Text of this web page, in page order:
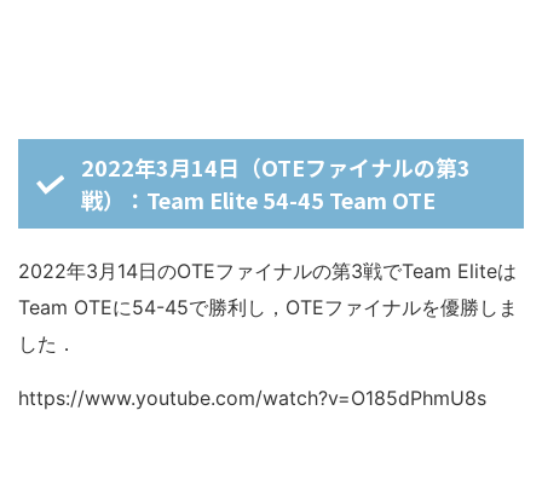
2022年3月14日（OTEファイナルの第3
戦）：Team Elite 54-45 Team OTE
2022年3月14日のOTEファイナルの第3戦でTeam Eliteは
Team OTEに54-45で勝利し，OTEファイナルを優勝しま
した．
https://www.youtube.com/watch?v=O185dPhmU8s